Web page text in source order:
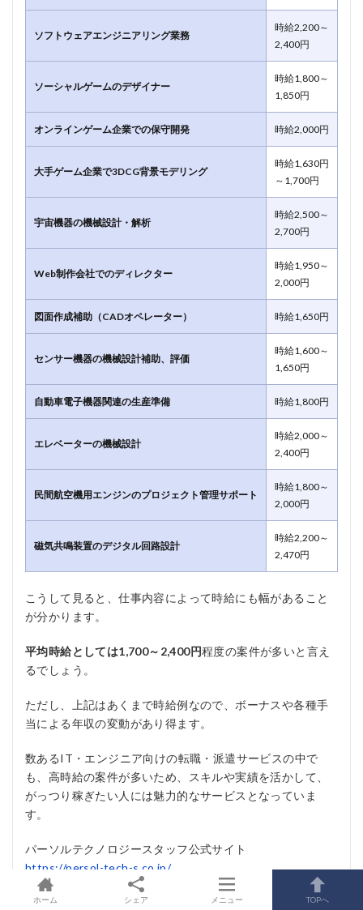
ソフトウェアエンジニアリング業務
時給2,200～
2,400円
ソーシャルゲームのデザイナー
時給1,800～
1,850円
オンラインゲーム企業での保守開発 時給2,000円
大手ゲーム企業で3DCG背景モデリング
時給1,630円
～1,700円
宇宙機器の機械設計・解析
時給2,500～
2,700円
Web制作会社でのディレクター
時給1,950～
2,000円
図面作成補助（CADオペレーター） 時給1,650円
センサー機器の機械設計補助、評価
時給1,600～
1,650円
自動車電子機器関連の生産準備 時給1,800円
エレベーターの機械設計
時給2,000～
2,400円
民間航空機用エンジンのプロジェクト管理サポート
時給1,800～
2,000円
磁気共鳴装置のデジタル回路設計
時給2,200～
2,470円
こうして見ると、仕事内容によって時給にも幅があること
が分かります。
平均時給としては1,700～2,400円程度の案件が多いと言え
るでしょう。
ただし、上記はあくまで時給例なので、ボーナスや各種手
当による年収の変動があり得ます。
数あるIT・エンジニア向けの転職・派遣サービスの中で
も、高時給の案件が多いため、スキルや実績を活かして、
がっつり稼ぎたい人には魅力的なサービスとなっていま
す。
パーソルテクノロジースタッフ公式サイト
https://persol-tech-s.co.jp/
ホーム シェア メニュー TOPへ